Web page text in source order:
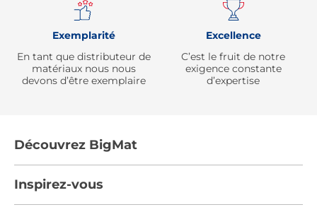
Exemplarité
En tant que distributeur de
matériaux nous nous
devons d’être exemplaire
Excellence
C’est le fruit de notre
exigence constante
d’expertise
Découvrez BigMat
Inspirez-vous